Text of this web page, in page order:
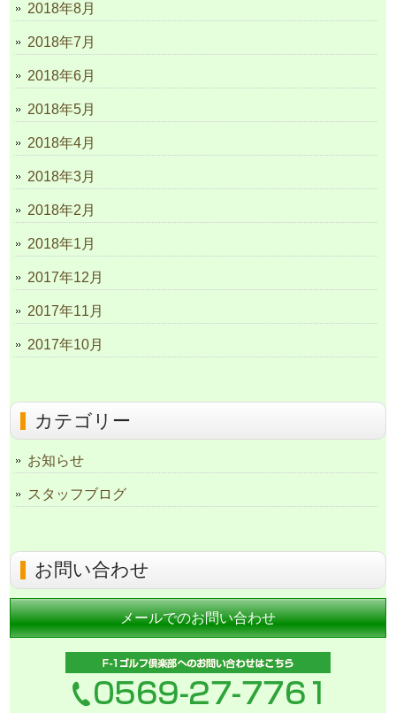
2018年8月
2018年7月
2018年6月
2018年5月
2018年4月
2018年3月
2018年2月
2018年1月
2017年12月
2017年11月
2017年10月
カテゴリー
お知らせ
スタッフブログ
お問い合わせ
メールでのお問い合わせ